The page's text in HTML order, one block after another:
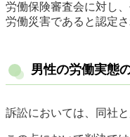
労働保険審査会に対し
労働災害であると認定さ
男性の労働実態
訴訟においては、同社